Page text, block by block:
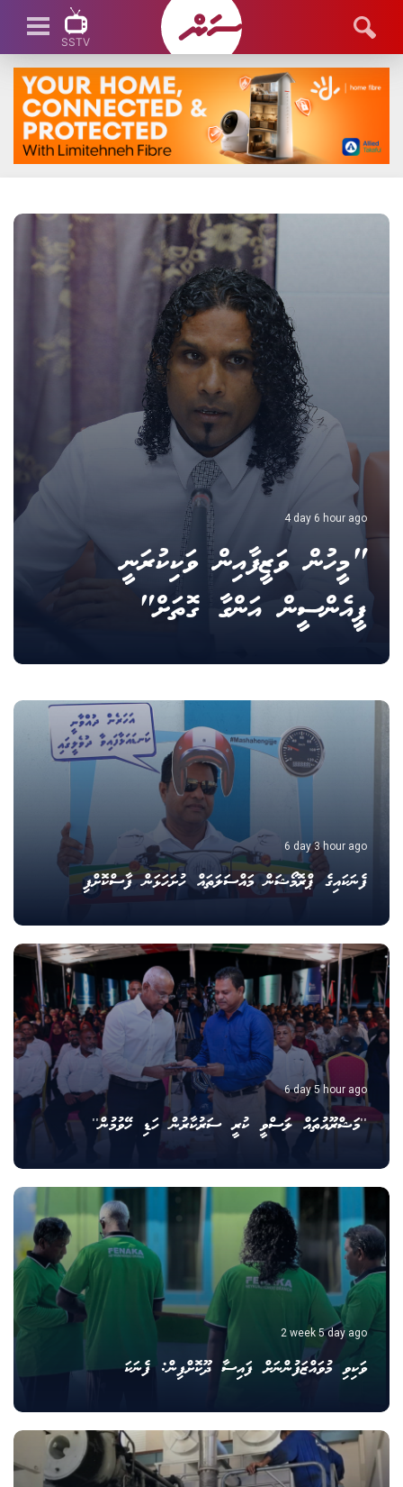
SSTV
SSTV LIVE
4 day 6 hour ago
"މީހުން ވަޒީފާއިން ވަކިކުރަނީ
ޕީއެންސީން އަންގާ ގޮތަށް"
6 day 3 hour ago
ފެނަކައިގެ ޕްރޮމޯޝަން މައްސަލަތައް ހުށަހަޅަން ފާސްކޮށްފި
6 day 5 hour ago
''މަޝްރޫއުތައް ލަސްވީ ކުރީ ސަރުކާރުން ހަޑި ހޭވުމުން''
2 week 5 day ago
ވަކިވި މުވައްޒަފުންނަށް ފައިސާ ދޫކޮށްފިން: ފެނަކަ